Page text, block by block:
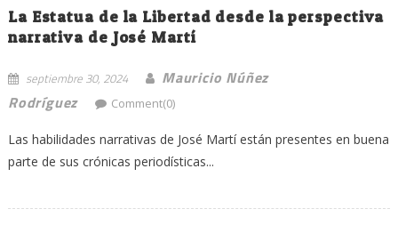
La Estatua de la Libertad desde la perspectiva
narrativa de José Martí
septiembre 30, 2024
Mauricio Núñez
Rodríguez
Comment(0)
Las habilidades narrativas de José Martí están presentes en buena
parte de sus crónicas periodísticas...